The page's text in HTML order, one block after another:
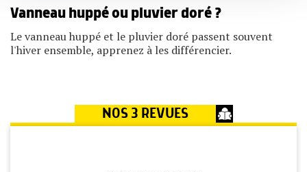
services.
Vanneau huppé ou pluvier doré ?
Le vanneau huppé et le pluvier doré passent souvent
l'hiver ensemble, apprenez à les différencier.
NOS 3 REVUES